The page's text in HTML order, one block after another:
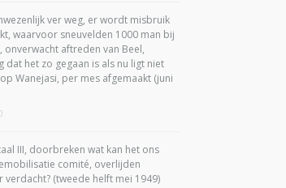
ver weg, er wordt misbruik
waarvoor sneuvelden 1000 man bij
onverwacht aftreden van Beel,
dat het zo gegaan is als nu ligt niet
Wanejasi, per mes afgemaakt (juni
III, doorbreken wat kan het ons
comité, overlijden
verdacht? (tweede helft mei 1949)